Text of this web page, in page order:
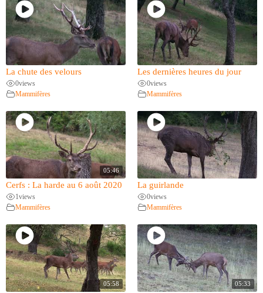
La chute des velours
0views
Mammifères
Les dernières heures du jour
0views
Mammifères
05:46
Cerfs : La harde au 6 août 2020
1views
Mammifères
La guirlande
0views
Mammifères
05:58 05:33